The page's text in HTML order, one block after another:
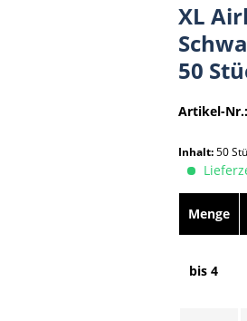
XL
50
Artikel-Nr.:
Inhalt:50
Menge
bis4